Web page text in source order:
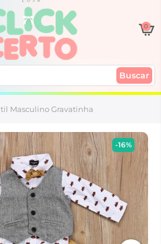
0
Buscar
Masculino Gravatinha
-16%